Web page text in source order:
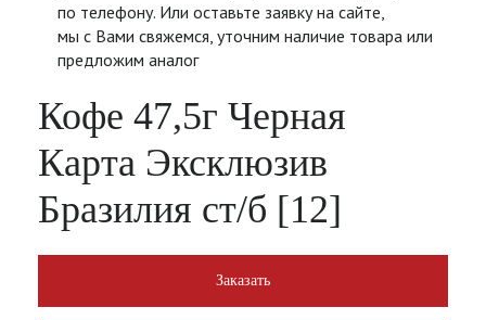
Кофе 47,5г Черная
Карта Эксклюзив
Бразилия ст/б [12]
по телефону. Или оставьте заявку на сайте,
мы с Вами свяжемся, уточним наличие товара или
предложим аналог
Заказать